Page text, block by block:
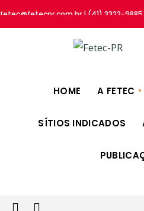
fetec@fetecpr.com.br | (41) 3322-
HOME A FETEC
SÍTIOS INDICADOS